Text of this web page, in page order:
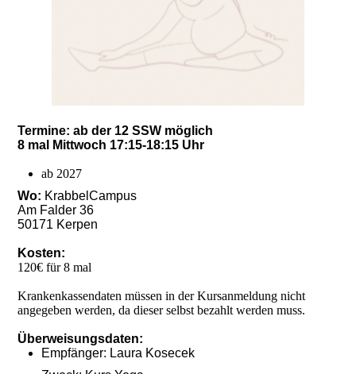
Termine: ab der 12 SSW möglich
8 mal Mittwoch 17:15-18:15 Uhr
ab 2027
Wo: KrabbelCampus
Am Falder 36
50171 Kerpen
Kosten:
120€ für 8 mal
Krankenkassendaten müssen in der Kursanmeldung nicht
angegeben werden, da dieser selbst bezahlt werden muss.
Überweisungsdaten:
Empfänger: Laura Kosecek